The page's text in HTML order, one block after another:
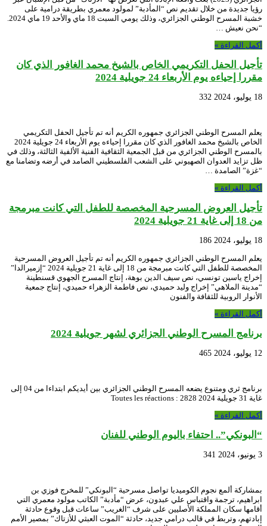
رؤيا جديدة من خلال تقديم نص “المأدبة” لمولود معمري بطريقة درامية على
خشبة المسرح الوطني الجزائري، وذلك يومي السبت 18 ماي والأحد 19 ماي 2024.
“نحن نعيش …
أكمل القراءة »
تأجيل الحفل التكريمي الخاص بالشيخ محمد الغافور الذي كان
مقررا إحياءه يوم الأربعاء 24 جويلية 2024
18 يوليو، 2024 332
يعلم المسرح الوطني الجزائري جمهوره الكريم أنه تم تأجيل الحفل التكريمي
الخاص بالشيخ محمد الغافور الذي كان مقررا إحياءه يوم الأربعاء 24 جويلية 2024
بالمسرح الوطني الجزائري من قبل الجمعية الثقافية الفنية الألفية الثالثة، وذلك في
ظل تزايد العدوان الصهيوني على الشعب الفلسطيني الصامد في أرضه وتضامنا مع
“غزة” الصامدة …
أكمل القراءة »
تأجيل العروض المسرحية المخصصة للطفل التي كانت مبرمجة
من 18 إلى غاية 21 جويلية 2024
18 يوليو، 2024
186
يعلم المسرح الوطني الجزائري جمهوره الكريم أنه تم تأجيل العروض المسرحية
المخصصة للطفل التي كانت مبرمجة من 18 إلى غاية 21 جويلية 2024 “إزميرالدا”
إخراج ياسين تونسي، نص سيف الدين بوهة، إنتاج المسرح الجهوي قسنطينة
“مدينة الملاهي” إخراج وليد حميدي، نص فاطمة الزهراء حميدي، إنتاج جمعية
الأنوار الروبية للثقافة والفنون
أكمل القراءة »
برنامج المسرح الوطني الجزائري لشهر جويلية 2024
12 يوليو، 2024 465
برنامج ثري ومتنوع يضعه المسرح الوطني الجزائري بين أيديكم ابتداءا من 04 إلى
غاية 31 جويلية 2024 Toutes les réactions : 2828
أكمل القراءة »
“البونكي”.. احتفاء باليوم الوطني للفنان
3 يونيو، 2024 341
بمشاركة ألمع نجوم الكوميديا تواصل مسرحية “البونكي” للمخرج فوزي بن
ابراهيم، ترجمة واقتباس علي عبدون، عرض “مأدبة” الكاتب مولود معمري التي
أقامها سكان المملكة الأصليين على شرف “الغريب” ساعات قبل وقوع حادثة
إبادتهم، وتربط في قالب درامي جديد، حادثة “الموت العبثي للأزتاك” بمصير الأمم